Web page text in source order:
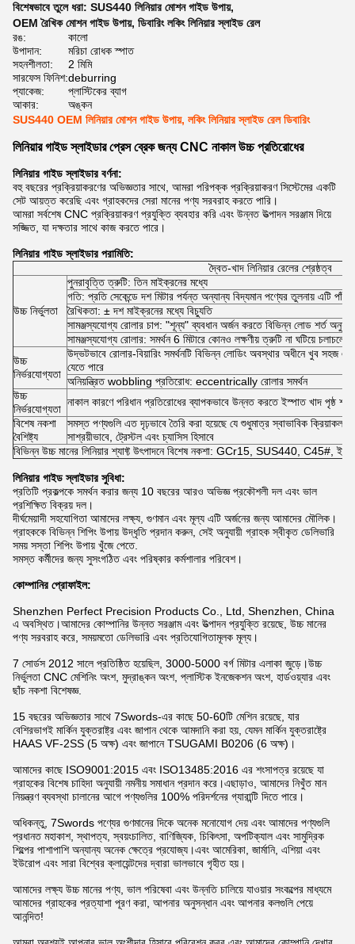
বিশেষভাবে তুলে ধরা: SUS440 লিনিয়ার মোশন গাইড উপায়,
OEM রৈখিক মোশন গাইড উপায়, ডিবারিং লকিং লিনিয়ার স্লাইড রেল
রঙ:
কালো
উপাদান:
মরিচা রোধক স্পাত
সহনশীলতা:
2 মিমি
সারফেস ফিনিশ:deburring
প্যাকেজ:
প্লাস্টিকের ব্যাগ
আকার:
অঙ্কন
SUS440 OEM লিনিয়ার মোশন গাইড উপায়, লকিং লিনিয়ার স্লাইড রেল ডিবারিং
লিনিয়ার গাইড স্লাইডার প্রেস ব্রেক জন্য CNC নাকাল উচ্চ প্রতিরোধের
লিনিয়ার গাইড স্লাইডার বর্ণনা:
বহু বছরের প্রক্রিয়াকরণের অভিজ্ঞতার সাথে, আমরা পরিপক্ক প্রক্রিয়াকরণ সিস্টেমের একটি
সেট আয়ত্ত করেছি এবং গ্রাহকদের সেরা মানের পণ্য সরবরাহ করতে পারি।
আমরা সর্বশেষ CNC প্রক্রিয়াকরণ প্রযুক্তি ব্যবহার করি এবং উন্নত উত্পাদন সরঞ্জাম দিয়ে
সজ্জিত, যা দক্ষতার সাথে কাজ করতে পারে।
লিনিয়ার গাইড স্লাইডার পরামিতি:
দ্বৈত-খাদ লিনিয়ার রেলের শ্রেষ্ঠত্ব
উচ্চ নির্ভুলতা
পুনরাবৃত্তি ত্রুটি: তিন মাইক্রনের মধ্যে
গতি: প্রতি সেকেন্ডে দশ মিটার পর্যন্ত অন্যান্য বিদ্যমান পণ্যের তুলনায় এটি
রৈখিকতা: ± দশ মাইক্রনের মধ্যে বিচ্যুতি
সামঞ্জস্যযোগ্য রোলার চাপ: "শূন্য" ব্যবধান অর্জন করতে বিভিন্ন লোড শর্ত
সামঞ্জস্যযোগ্য রোলার: সমর্থন 6 মিটারে কোনও লক্ষণীয় ত্রুটি না ঘটিয়ে
উচ্চ
নির্ভরযোগ্যতা
উদ্ভটভাবে রোলার-বিয়ারিং সমর্থনটি বিভিন্ন লোডিং অবস্থার অধীনে খুব সহজ
যেতে পারে
অনিয়ন্ত্রিত wobbling প্রতিরোধ: eccentrically রোলার সমর্থন
উচ্চ
নির্ভরযোগ্যতা
নাকাল কারণে পরিধান প্রতিরোধের ব্যাপকভাবে উন্নত করতে ইস্পাত খাদ পৃষ্ঠ
বিশেষ নকশা
বৈশিষ্ট্য
সমস্ত পণ্যগুলি এত দৃঢ়ভাবে তৈরি করা হয়েছে যে শুধুমাত্র স্বাভাবিক
সাশ্রয়ীভাবে, ট্রেস্টল এবং চ্যাসিস হিসাবে
বিভিন্ন উচ্চ মানের লিনিয়ার শ্যাফ্ট উৎপাদনে বিশেষ নকশা: GCr15, SUS440, C45#,
লিনিয়ার গাইড স্লাইডার সুবিধা:
প্রতিটি প্রকল্পকে সমর্থন করার জন্য 10 বছরের আরও অভিজ্ঞ প্রকৌশলী দল এবং ভাল
প্রশিক্ষিত বিক্রয় দল।
দীর্ঘমেয়াদী সহযোগিতা আমাদের লক্ষ্য, গুণমান এবং মূল্য এটি অর্জনের জন্য আমাদের মৌলিক।
গ্রাহককে বিভিন্ন শিপিং উপায় উদ্ধৃতি প্রদান করুন, সেই অনুযায়ী গ্রাহক স্বীকৃত ডেলিভারি
সময় সস্তা শিপিং উপায় খুঁজে পেতে.
সমস্ত কর্মীদের জন্য সুসংগঠিত এবং পরিষ্কার কর্মশালার পরিবেশ।
কোম্পানির প্রোফাইল:
Shenzhen Perfect Precision Products Co., Ltd, Shenzhen, China
এ অবস্থিত।আমাদের কোম্পানির উন্নত সরঞ্জাম এবং উত্পাদন প্রযুক্তি রয়েছে, উচ্চ মানের
পণ্য সরবরাহ করে, সময়মতো ডেলিভারি এবং প্রতিযোগিতামূলক মূল্য।
7 সোর্ডস 2012 সালে প্রতিষ্ঠিত হয়েছিল, 3000-5000 বর্গ মিটার এলাকা জুড়ে।উচ্চ
নির্ভুলতা CNC মেশিনিং অংশ, মুদ্রাঙ্কন অংশ, প্লাস্টিক ইনজেকশন অংশ, হার্ডওয়্যার এবং
ছাঁচ নকশা বিশেষজ্ঞ.
15 বছরের অভিজ্ঞতার সাথে 7Swords-এর কাছে 50-60টি মেশিন রয়েছে, যার
বেশিরভাগই মার্কিন যুক্তরাষ্ট্র এবং জাপান থেকে আমদানি করা হয়, যেমন মার্কিন যুক্তরাষ্ট্রে
HAAS VF-2SS (5 অক্ষ) এবং জাপানে TSUGAMI B0206 (6 অক্ষ)।
আমাদের কাছে ISO9001:2015 এবং ISO13485:2016 এর শংসাপত্র রয়েছে যা
গ্রাহকের বিশেষ চাহিদা অনুযায়ী নমনীয় সমাধান প্রদান করে।এছাড়াও, আমাদের নিখুঁত মান
নিয়ন্ত্রণ ব্যবস্থা চালানের আগে পণ্যগুলির 100% পরিদর্শনের গ্যারান্টি দিতে পারে।
অধিকন্তু, 7Swords পণ্যের গুণমানের দিকে অনেক মনোযোগ দেয় এবং আমাদের পণ্যগুলি
প্রধানত মহাকাশ, স্থাপত্য, স্বয়ংচালিত, বাণিজ্যিক, চিকিৎসা, অপটিক্যাল এবং সামুদ্রিক
শিল্পের পাশাপাশি অন্যান্য অনেক ক্ষেত্রে প্রযোজ্য।এবং আমেরিকা, জার্মানি, এশিয়া এবং
ইউরোপ এবং সারা বিশ্বের ক্লায়েন্টদের দ্বারা ভালভাবে গৃহীত হয়।
আমাদের লক্ষ্য উচ্চ মানের পণ্য, ভাল পরিষেবা এবং উন্নতি চালিয়ে যাওয়ার সংকল্পের মাধ্যমে
আমাদের গ্রাহকের প্রত্যাশা পূরণ করা, আপনার অনুসন্ধান এবং আপনার কলগুলি পেয়ে
আনন্দিত!